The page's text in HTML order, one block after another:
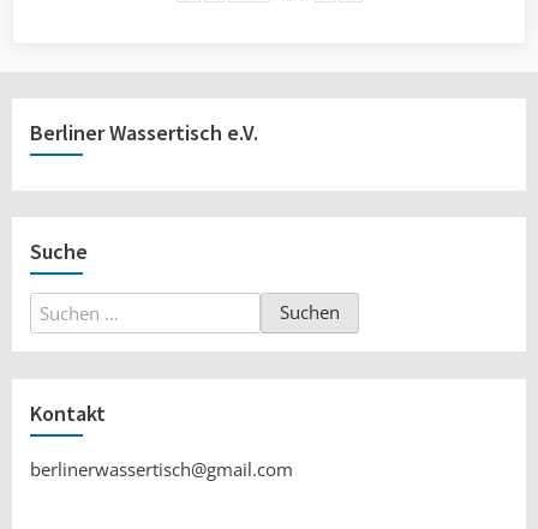
Berliner Wassertisch e.V.
Suche
Suchen
nach:
Kontakt
berlinerwassertisch@gmail.com